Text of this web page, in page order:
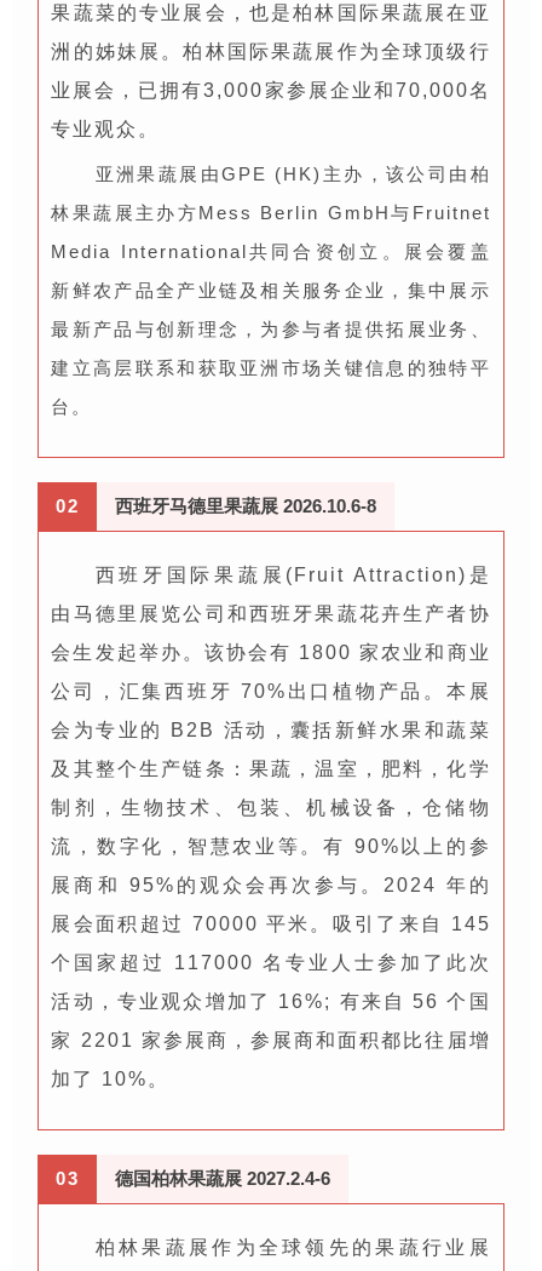
果蔬菜的专业展会，也是柏林国际果蔬展在亚
洲的姊妹展。柏林国际果蔬展作为全球顶级行
业展会，已拥有3,000家参展企业和70,000名
专业观众。
亚洲果蔬展由GPE (HK)主办，该公司由柏
林果蔬展主办方Mess Berlin GmbH与Fruitnet
Media International共同合资创立。展会覆盖
新鲜农产品全产业链及相关服务企业，集中展示
最新产品与创新理念，为参与者提供拓展业务、
建立高层联系和获取亚洲市场关键信息的独特平
台。
02 西班牙马德里果蔬展 2026.10.6-8
西班牙国际果蔬展(Fruit Attraction)是
由马德里展览公司和西班牙果蔬花卉生产者协
会生发起举办。该协会有 1800 家农业和商业
公司，汇集西班牙 70%出口植物产品。本展
会为专业的 B2B 活动，囊括新鲜水果和蔬菜
及其整个生产链条：果蔬，温室，肥料，化学
制剂，生物技术、包装、机械设备，仓储物
流，数字化，智慧农业等。有 90%以上的参
展商和 95%的观众会再次参与。2024 年的
展会面积超过 70000 平米。吸引了来自 145
个国家超过 117000 名专业人士参加了此次
活动，专业观众增加了 16%; 有来自 56 个国
家 2201 家参展商，参展商和面积都比往届增
加了 10%。
03 德国柏林果蔬展 2027.2.4-6
柏林果蔬展作为全球领先的果蔬行业展